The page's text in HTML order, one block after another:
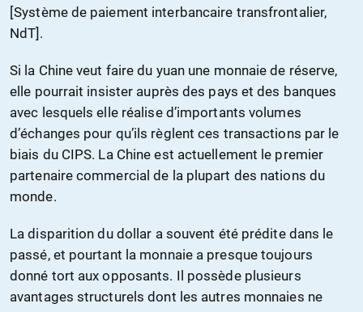
[Système de paiement interbancaire transfrontalier,
NdT].
Si la Chine veut faire du yuan une monnaie de réserve,
elle pourrait insister auprès des pays et des banques
avec lesquels elle réalise d’importants volumes
d’échanges pour qu’ils règlent ces transactions par le
biais du CIPS. La Chine est actuellement le premier
partenaire commercial de la plupart des nations du
monde.
La disparition du dollar a souvent été prédite dans le
passé, et pourtant la monnaie a presque toujours
donné tort aux opposants. Il possède plusieurs
avantages structurels dont les autres monnaies ne